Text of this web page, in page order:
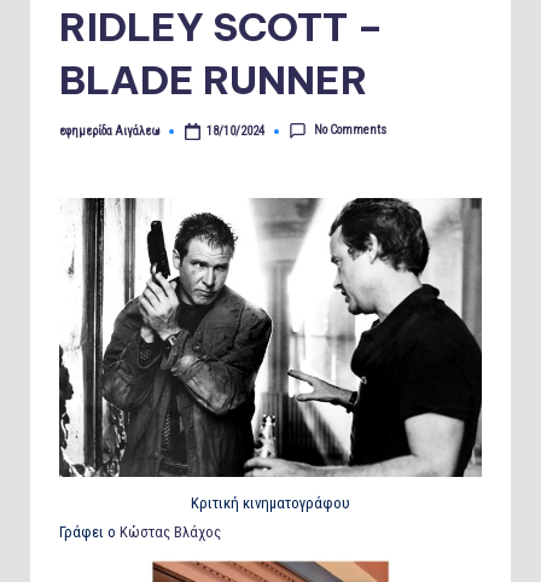
RIDLEY SCOTT –
BLADE RUNNER
Posted
εφημερίδα Αιγάλεω 18/10/2024 No Comments
Κριτική κινηματογράφου
Γράφει ο Κώστας Βλάχος